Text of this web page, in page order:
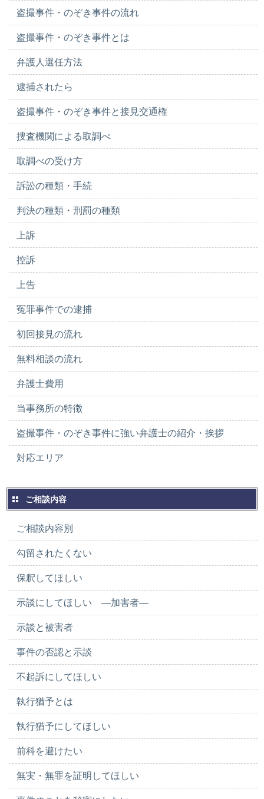
盗撮事件・のぞき事件の流れ
盗撮事件・のぞき事件とは
弁護人選任方法
逮捕されたら
盗撮事件・のぞき事件と接見交通権
捜査機関による取調べ
取調べの受け方
訴訟の種類・手続
判決の種類・刑罰の種類
上訴
控訴
上告
冤罪事件での逮捕
初回接見の流れ
無料相談の流れ
弁護士費用
当事務所の特徴
盗撮事件・のぞき事件に強い弁護士の紹介・挨拶
対応エリア
ご相談内容
ご相談内容別
勾留されたくない
保釈してほしい
示談にしてほしい ―加害者―
示談と被害者
事件の否認と示談
不起訴にしてほしい
執行猶予とは
執行猶予にしてほしい
前科を避けたい
無実・無罪を証明してほしい